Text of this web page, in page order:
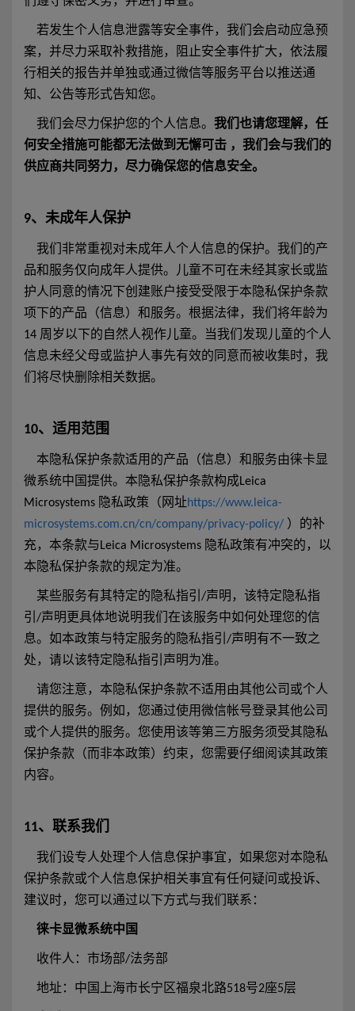
若发生个人信息泄露等安全事件，我们会启动应急预
案，并尽力采取补救措施，阻止安全事件扩大，依法履
行相关的报告并单独或通过微信等服务平台以推送通
知、公告等形式告知您。
我们会尽力保护您的个人信息。 我们也请您理解，任
何安全措施可能都无法做到无懈可击 ，我们会与我们的
供应商共同努力，尽力确保您的信息安全。
9、未成年人保护
我们非常重视对未成年人个人信息的保护。我们的产
品和服务仅向成年人提供。儿童不可在未经其家长或监
护人同意的情况下创建账户接受受限于本隐私保护条款
项下的产品（信息）和服务。根据法律，我们将年龄为
14 周岁以下的自然人视作儿童。当我们发现儿童的个人
信息未经父母或监护人事先有效的同意而被收集时，我
们将尽快删除相关数据。
10、适用范围
本隐私保护条款适用的产品（信息）和服务由徕卡显
微系统中国提供。本隐私保护条款构成Leica
Microsystems 隐私政策（网址https://www.leica-
microsystems.com.cn/cn/company/privacy-policy/ ）的补
充，本条款与Leica Microsystems 隐私政策有冲突的，以
本隐私保护条款的规定为准。
某些服务有其特定的隐私指引/声明，该特定隐私指
引/声明更具体地说明我们在该服务中如何处理您的信
息。如本政策与特定服务的隐私指引/声明有不一致之
处，请以该特定隐私指引声明为准。
请您注意，本隐私保护条款不适用由其他公司或个人
提供的服务。例如，您通过使用微信帐号登录其他公司
或个人提供的服务。您使用该等第三方服务须受其隐私
保护条款（而非本政策）约束，您需要仔细阅读其政策
内容。
11、联系我们
我们设专人处理个人信息保护事宜，如果您对本隐私
保护条款或个人信息保护相关事宜有任何疑问或投诉、
建议时，您可以通过以下方式与我们联系：
徕卡显微系统中国
收件人：市场部/法务部
地址：中国上海市长宁区福泉北路518号2座5层